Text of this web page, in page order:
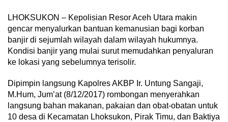
LHOKSUKON – Kepolisian Resor Aceh Utara makin
gencar menyalurkan bantuan kemanusian bagi korban
banjir di sejumlah wilayah dalam wilayah hukumnya.
Kondisi banjir yang mulai surut memudahkan penyaluran
ke lokasi yang sebelumnya terisolir.
Dipimpin langsung Kapolres AKBP Ir. Untung Sangaji,
M.Hum, Jum’at (8/12/2017) rombongan menyerahkan
langsung bahan makanan, pakaian dan obat-obatan untuk
10 desa di Kecamatan Lhoksukon, Pirak Timu, dan Baktiya